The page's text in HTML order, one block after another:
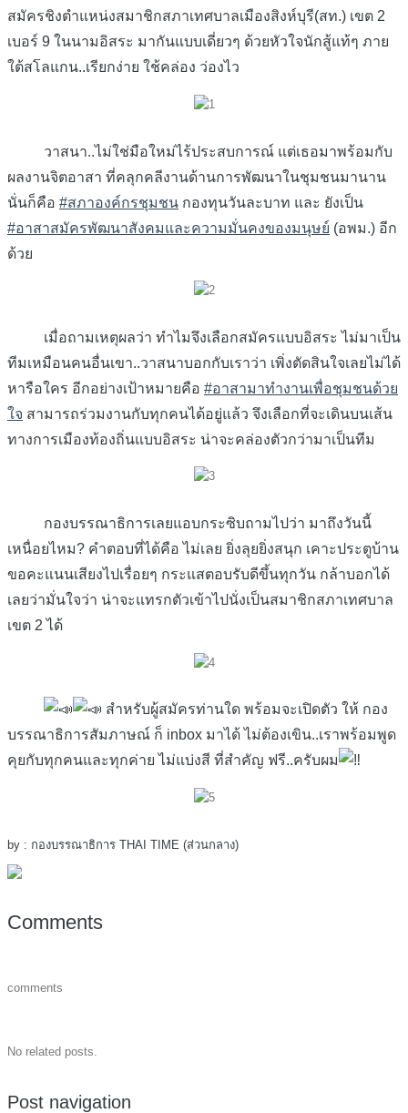
สมัครชิงตำแหน่งสมาชิกสภาเทศบาลเมืองสิงห์บุรี(สท.) เขต 2
เบอร์ 9 ในนามอิสระ มากันแบบเดี่ยวๆ ด้วยหัวใจนักสู้แท้ๆ ภาย
ใต้สโลแกน..เรียกง่าย ใช้คล่อง ว่องไว
วาสนา..ไม่ใช่มือใหม่ไร้ประสบการณ์ แต่เธอมาพร้อมกับ
ผลงานจิตอาสา ที่คลุกคลีงานด้านการพัฒนาในชุมชนมานาน
นั่นก็คือ #สภาองค์กรชุมชน กองทุนวันละบาท และ ยังเป็น
#อาสาสมัครพัฒนาสังคมและความมั่นคงของมนุษย์ (อพม.) อีก
ด้วย
เมื่อถามเหตุผลว่า ทำไมจึงเลือกสมัครแบบอิสระ ไม่มาเป็น
ทีมเหมือนคนอื่นเขา..วาสนาบอกกับเราว่า เพิ่งตัดสินใจเลยไม่ได้
หารือใคร อีกอย่างเป้าหมายคือ #อาสามาทำงานเพื่อชุมชนด้วย
ใจ สามารถร่วมงานกับทุกคนได้อยู่แล้ว จึงเลือกที่จะเดินบนเส้น
ทางการเมืองท้องถิ่นแบบอิสระ น่าจะคล่องตัวกว่ามาเป็นทีม
กองบรรณาธิการเลยแอบกระซิบถามไปว่า มาถึงวันนี้
เหนื่อยไหม? คำตอบที่ได้คือ ไม่เลย ยิ่งลุยยิ่งสนุก เคาะประตูบ้าน
ขอคะแนนเสียงไปเรื่อยๆ กระแสตอบรับดีขึ้นทุกวัน กล้าบอกได้
เลยว่ามั่นใจว่า น่าจะแทรกตัวเข้าไปนั่งเป็นสมาชิกสภาเทศบาล
เขต 2 ได้
สำหรับผู้สมัครท่านใด พร้อมจะเปิดตัว ให้ กอง
บรรณาธิการสัมภาษณ์ ก็ inbox มาได้ ไม่ต้องเขิน..เราพร้อมพูด
คุยกับทุกคนและทุกค่าย ไม่แบ่งสี ที่สำคัญ ฟรี..ครับผม
by : กองบรรณาธิการ THAI TIME (ส่วนกลาง)
Comments
comments
No related posts.
Post navigation